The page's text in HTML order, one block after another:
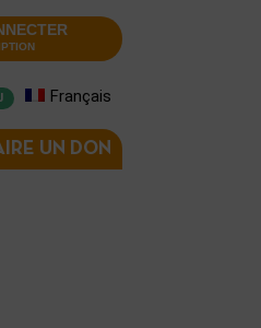
Français
UN DON